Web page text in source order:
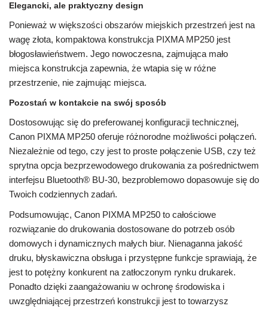
Elegancki, ale praktyczny design
Ponieważ w większości obszarów miejskich przestrzeń jest na
wagę złota, kompaktowa konstrukcja PIXMA MP250 jest
błogosławieństwem. Jego nowoczesna, zajmująca mało
miejsca konstrukcja zapewnia, że ​​wtapia się w różne
przestrzenie, nie zajmując miejsca.
Pozostań w kontakcie na swój sposób
Dostosowując się do preferowanej konfiguracji technicznej,
Canon PIXMA MP250 oferuje różnorodne możliwości połączeń.
Niezależnie od tego, czy jest to proste połączenie USB, czy też
sprytna opcja bezprzewodowego drukowania za pośrednictwem
interfejsu Bluetooth® BU-30, bezproblemowo dopasowuje się do
Twoich codziennych zadań.
Podsumowując, Canon PIXMA MP250 to całościowe
rozwiązanie do drukowania dostosowane do potrzeb osób
domowych i dynamicznych małych biur. Nienaganna jakość
druku, błyskawiczna obsługa i przystępne funkcje sprawiają, że
jest to potężny konkurent na zatłoczonym rynku drukarek.
Ponadto dzięki zaangażowaniu w ochronę środowiska i
uwzględniającej przestrzeń konstrukcji jest to towarzysz